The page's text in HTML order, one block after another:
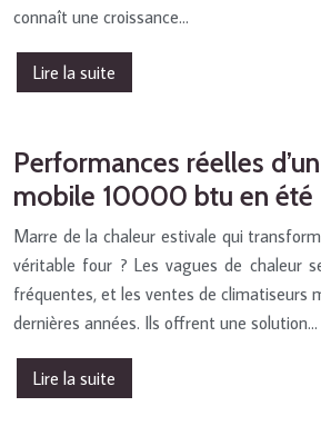
connaît une croissance…
Lire la suite
Performances réelles
mobile 10000 btu en été
Marre de la chaleur estivale qui
véritable four ? Les vagues de chaleur
fréquentes, et les ventes de climatiseurs
dernières années. Ils offrent une solution…
Lire la suite